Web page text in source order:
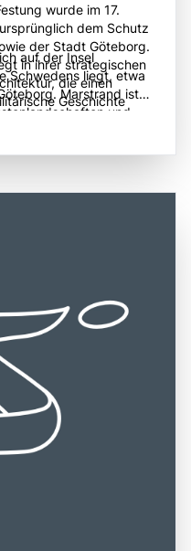
wurde im 17.
dem Schutz
der Stadt Göteborg.
in ihrer strategischen
die einen
Geschichte
die beeindruckenden
und mehr über die
nicht nur ein Ort der
auf der Insel
Schwedens liegt, etwa
Marstrand ist
und
thront